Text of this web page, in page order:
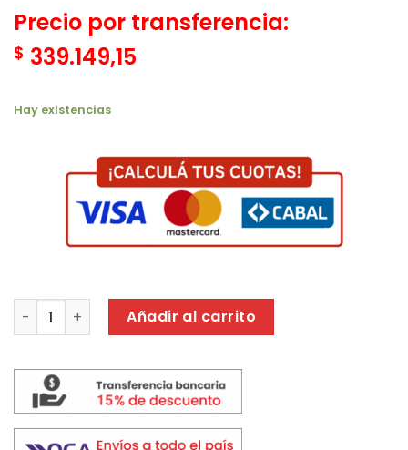
Precio por transferencia:
$ 339.149,15
Hay existencias
TERMOTANQUE SEÑORIAL 50 LT A/R MULTIGAS SUP-INF
Añadir al carrito